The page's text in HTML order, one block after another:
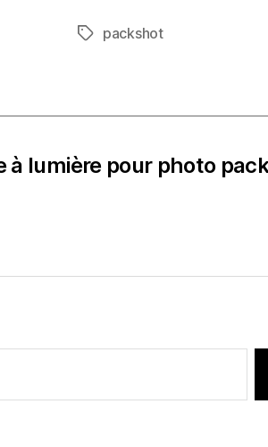
Tagspackshot
à lumière pour photo